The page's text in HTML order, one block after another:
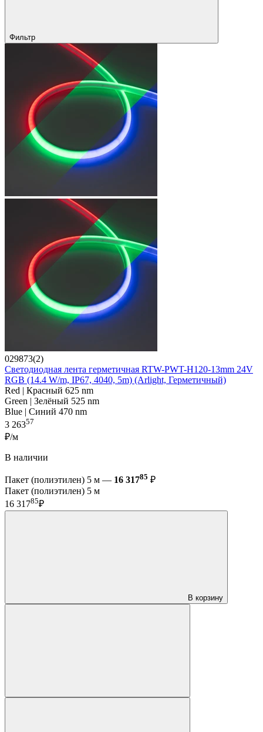
Фильтр
029873(2)
Светодиодная лента герметичная RTW-PWT-H120-13mm 24V
RGB (14.4 W/m, IP67, 4040, 5m) (Arlight, Герметичный)
Red | Красный 625 nm
Green | Зелёный 525 nm
Blue | Синий 470 nm
3 26357
₽/м
В наличии
Пакет (полиэтилен) 5 м — 16 31785 ₽
Пакет (полиэтилен) 5 м
16 31785₽
В корзину